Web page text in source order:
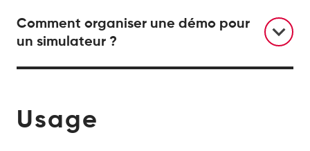
Comment organiser une démo pour
un simulateur ?
Usage